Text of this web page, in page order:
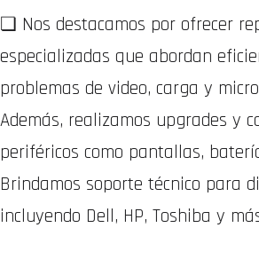
❏ Nos destacamos por ofrecer
especializadas que abordan
problemas de video, carga y
Además, realizamos upgrades y
periféricos como pantallas,
Brindamos soporte técnico para
incluyendo Dell, HP, Toshiba y